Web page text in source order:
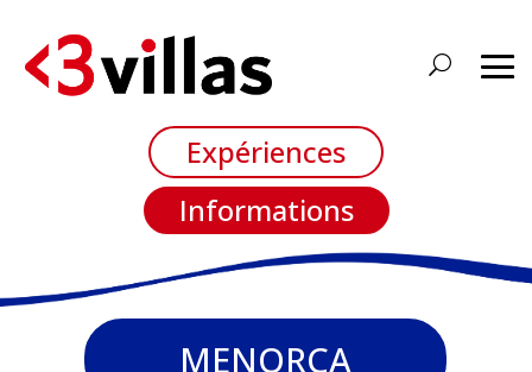
Expériences
Informations
MENORCA